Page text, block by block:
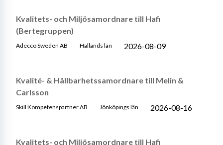
Kvalitets- och Miljösamordnare till Hafi
(Bertegruppen)
Adecco Sweden AB Hallands län 2026-08-09
Kvalité- & Hållbarhetssamordnare till Melin &
Carlsson
Skill Kompetenspartner AB Jönköpings län 2026-08-16
Kvalitets- och Miljösamordnare till Hafi